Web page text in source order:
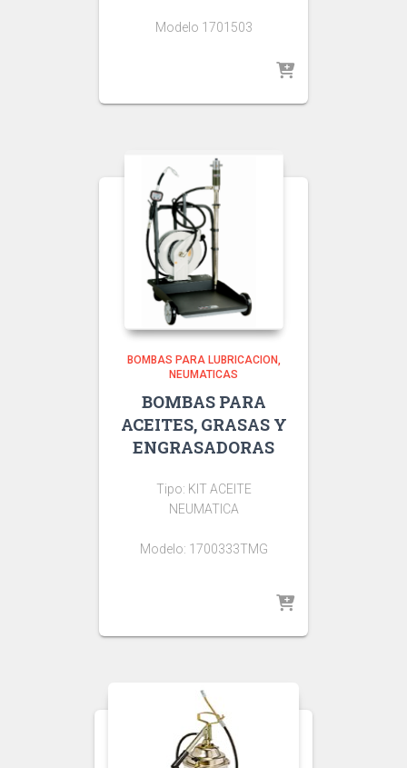
Modelo 1701503
BOMBAS PARA LUBRICACION
NEUMATICAS
BOMBAS PARA
ACEITES, GRASAS Y
ENGRASADORAS
Tipo: KIT ACEITE
NEUMATICA
Modelo: 1700333TMG